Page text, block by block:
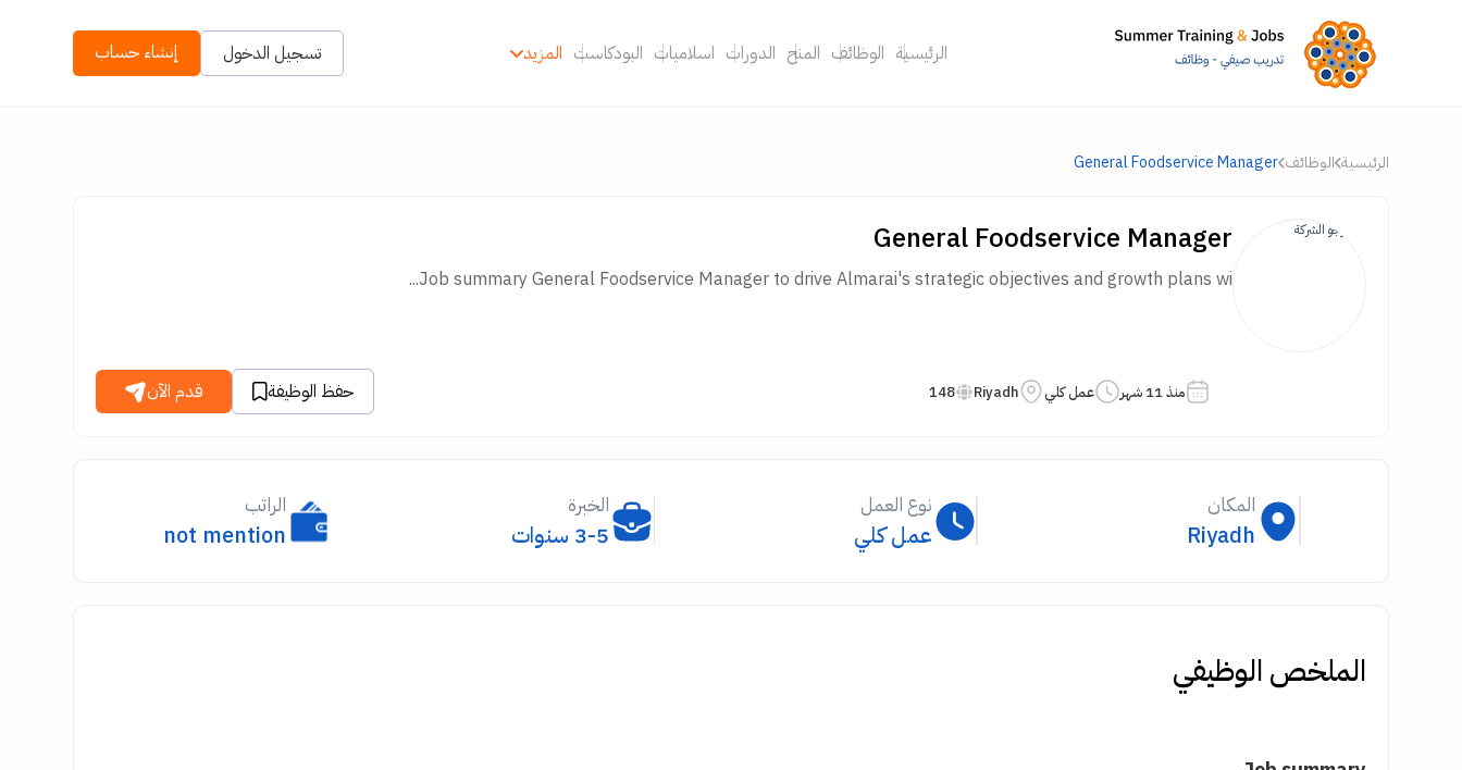
الرئيسية الوظائف المنح الدورات اسلاميات البودكاست المزيد تسجيل الدخول إنشاء حساب
الرئيسية الوظائف General Foodservice Manager
General Foodservice Manager
Job summary General Foodservice Manager to drive Almarai's strategic objectives and growth plans wi...
منذ 11 شهر عمل كلي Riyadh
148 حفظ الوظيفة قدم الآن
المكان
Riyadh
نوع العمل
عمل كلي
الخبرة
3-5 سنوات
الراتب
not mention
الملخص الوظيفي